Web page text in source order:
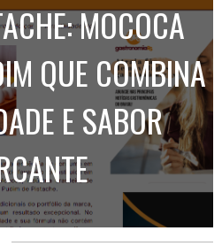
MOCOCA
QUE COMBINA
E SABOR